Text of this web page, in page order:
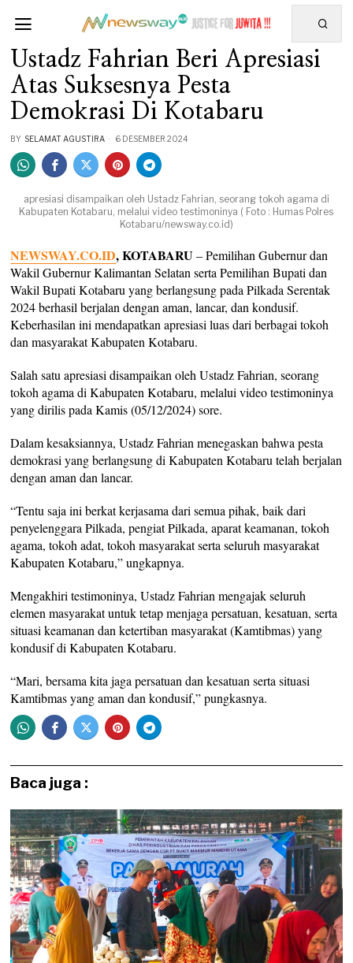
Ustadz Fahrian Beri Apresiasi
Atas Suksesnya Pesta
Demokrasi Di Kotabaru
BY SELAMAT AGUSTIRA 6 DESEMBER 2024
apresiasi disampaikan oleh Ustadz Fahrian, seorang tokoh agama di
Kabupaten Kotabaru, melalui video testimoninya ( Foto : Humas Polres
Kotabaru/newsway.co.id)
NEWSWAY.CO.ID, KOTABARU– Pemilihan Gubernur dan
Wakil Gubernur Kalimantan Selatan serta Pemilihan Bupati dan
Wakil Bupati Kotabaru yang berlangsung pada Pilkada Serentak
2024 berhasil berjalan dengan aman, lancar, dan kondusif.
Keberhasilan ini mendapatkan apresiasi luas dari berbagai tokoh
dan masyarakat Kabupaten Kotabaru.
Salah satu apresiasi disampaikan oleh Ustadz Fahrian, seorang
tokoh agama di Kabupaten Kotabaru, melalui video testimoninya
yang dirilis pada Kamis (05/12/2024) sore.
Dalam kesaksiannya, Ustadz Fahrian menegaskan bahwa pesta
demokrasi yang berlangsung di Kabupaten Kotabaru telah berjalan
dengan aman dan lancar.
“Tentu saja ini berkat kerjasama dari semua pihak, baik dari
penyelenggara Pilkada, pengiat Pilkada, aparat keamanan, tokoh
agama, tokoh adat, tokoh masyarakat serta seluruh masyarakat
Kabupaten Kotabaru,” ungkapnya.
Mengakhiri testimoninya, Ustadz Fahrian mengajak seluruh
elemen masyarakat untuk tetap menjaga persatuan, kesatuan, serta
situasi keamanan dan ketertiban masyarakat (Kamtibmas) yang
kondusif di Kabupaten Kotabaru.
“Mari, bersama kita jaga persatuan dan kesatuan serta situasi
Kamtibmas yang aman dan kondusif,” pungkasnya.
Baca juga :